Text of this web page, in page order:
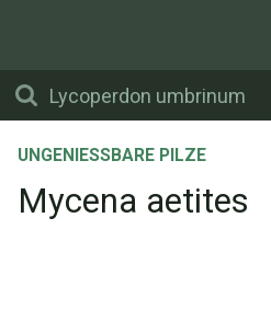
UNGENIESSBARE PILZE
Mycena aetites